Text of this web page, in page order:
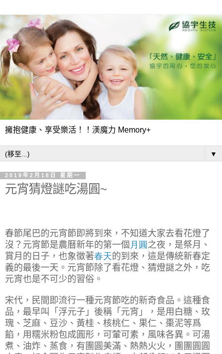
擁抱健康、享受樂活！！渼魔力 Memory+
▼
2019年2月18日 星期一
元宵猜燈謎吃湯圓~
春節尾巴的元宵節即將到來，不知道大家去看花燈了
沒？元宵節是農曆新年的第一個 月圓 之夜，是祭月、
賞月的日子，也象徵著春天的到來，這是傳統新春定
義的最後一天。 元宵節除了看花燈、猜燈謎之外，吃
元宵也是不可少的習俗。
宋代，民間即流行一種元宵節吃的新奇食品。這種食
品，最早叫「浮元子」後稱「元宵」，是用白糖、玫
瑰、芝麻、豆沙、黃桂、核桃仁、果仁、棗泥等爲
餡，用糯米粉包成圓形，可葷可素，風味各異。可湯
煮、油炸、蒸食，有團圓美滿、熱熱火火，團團圓圓